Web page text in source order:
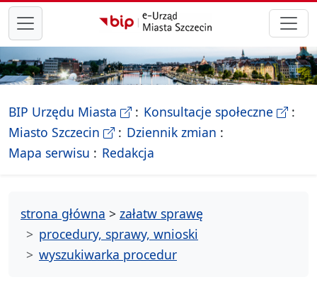
przejdź do głównego menu
BIP Urzędu Miasta - Biletyn Informacji Publicznej
Konsultacje społeczne-
Miasto Szczecin - Oficjalna strona Miasta Szczecin
Dziennik zmian
Mapa serwisu - drzewko rozdziałów
Redakcja
strona główna > załatw sprawę
procedury, sprawy, wnioski
wyszukiwarka procedur